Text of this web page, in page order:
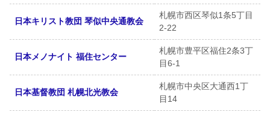
日本キリスト教団 琴似中央通教会
札幌市西区琴似1条5丁目
2-22
日本メノナイト 福住センター
札幌市豊平区福住2条3丁
目6-1
日本基督教団 札幌北光教会
札幌市中央区大通西1丁
目14